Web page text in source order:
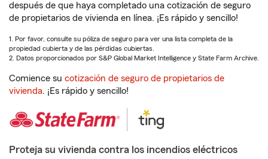
después de que haya completado una cotización de seguro
de propietarios de vivienda en línea. ¡Es rápido y sencillo!
1. Por favor, consulte su póliza de seguro para ver una lista completa de la
propiedad cubierta y de las pérdidas cubiertas.
2. Datos proporcionados por S&P Global Market Intelligence y State Farm Archive.
Comience su cotización de seguro de propietarios de
vivienda. ¡Es rápido y sencillo!
Proteja su vivienda contra los incendios eléctricos